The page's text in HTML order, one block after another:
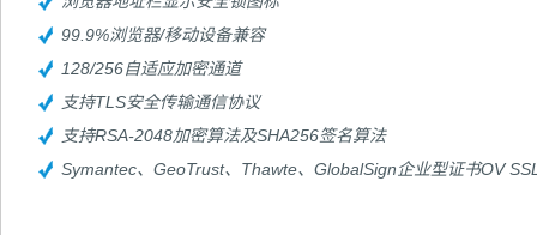
99.9%浏览器/移动设备兼容
128/256自适应加密通道
支持TLS安全传输通信协议
支持RSA-2048加密算法及SHA256签名算法
Symantec、GeoTrust、Thawte、GlobalSign企业型证书OV